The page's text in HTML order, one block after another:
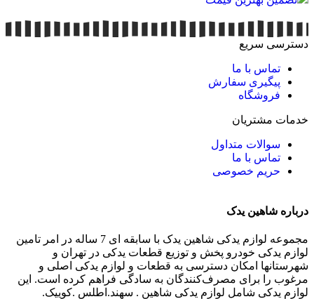
دسترسی سریع
تماس با ما
پیگیری سفارش
فروشگاه
خدمات مشتریان
سوالات متداول
تماس با ما
حریم خصوصی
درباره شاهین یدک
مجموعه لوازم یدکی شاهین یدک با سابقه ای 7 ساله در امر تامین
لوازم یدکی خودرو پخش و توزیع قطعات یدکی در تهران و
شهرستانها امکان دسترسی به قطعات و لوازم یدکی اصلی و
مرغوب را برای مصرف‌کنندگان به سادگی فراهم کرده است. این
لوازم یدکی شامل لوازم یدکی شاهین . سهند.اطلس .کوییک.